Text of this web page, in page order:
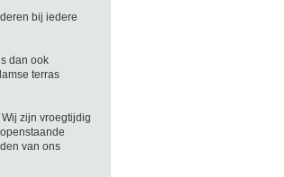
bij iedere
dan ook
terras
zijn vroegtijdig
van ons